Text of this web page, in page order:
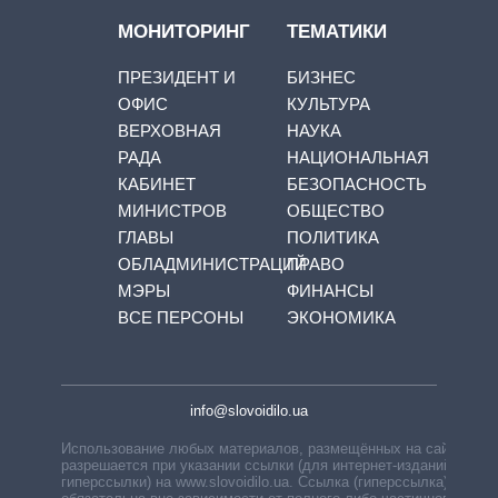
МОНИТОРИНГ
ПРЕЗИДЕНТ И
ОФИС
ВЕРХОВНАЯ
РАДА
КАБИНЕТ
МИНИСТРОВ
ГЛАВЫ
ОБЛАДМИНИСТРАЦИЙ
МЭРЫ
ВСЕ ПЕРСОНЫ
ТЕМАТИКИ
БИЗНЕС
КУЛЬТУРА
НАУКА
НАЦИОНАЛЬНАЯ
БЕЗОПАСНОСТЬ
ОБЩЕСТВО
ПОЛИТИКА
ПРАВО
ФИНАНСЫ
ЭКОНОМИКА
info@slovoidilo.ua
Использование любых материалов, размещённых на сайте,
разрешается при указании ссылки (для интернет-изданий —
гиперссылки) на www.slovoidilo.ua. Ссылка (гиперссылка)